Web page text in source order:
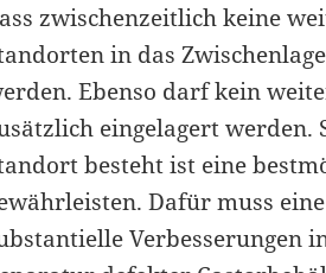
zwischenzeitlich keine
in das
Ebenso darf kein
eingelagert werden.
besteht ist eine
Dafür muss
Verbesserungen